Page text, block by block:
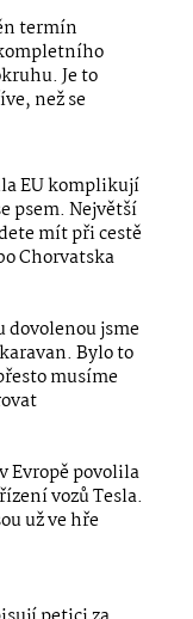
termín
Je to
než se
EU komplikují
psem. Největší
mít při cestě
Chorvatska
dovolenou jsme
Bylo to
musíme
Evropě povolila
vozů Tesla.
už ve hře